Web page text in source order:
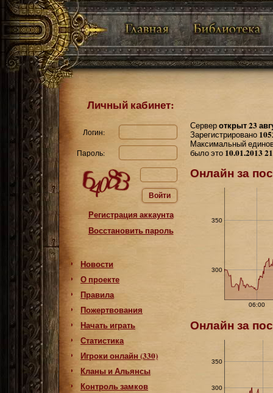
Личный кабинет:
Логин:
Пароль:
Войти
Регистрация аккаунта
Восстановить пароль
Новости
О проекте
Правила
Пожертвования
Начать играть
Статистика
Игроки онлайн (330)
Кланы и Альянсы
Контроль замков
Сервероткрыт 23
Зарегистрировано
Максимальный
было это 10.01.2013
Онлайн за
300
350
06:00
Онлайн за
300
350